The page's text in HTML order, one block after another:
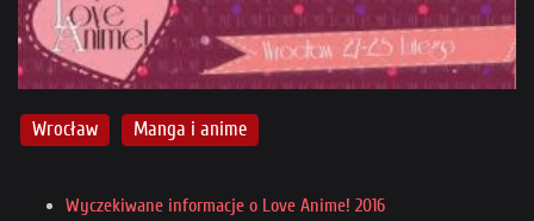
Wrocław Manga i anime
Wyczekiwane informacje o Love Anime! 2016